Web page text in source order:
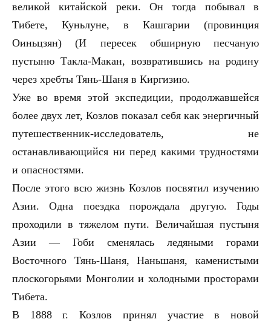
великой китайской реки. Он тогда побывал в
Тибете, Куньлуне, в Кашгарии (провинция
Оиньцзян) (И пересек обширную песчаную
пустыню Такла-Макан, возвратившись на родину
через хребты Тянь-Шаня в Киргизию.
Уже во время этой экспедиции, продолжавшейся
более двух лет, Козлов показал себя как энергичный
путешественник-исследователь, не
останавливающийся ни перед какими трудностями
и опасностями.
После этого всю жизнь Козлов посвятил изучению
Азии. Одна поездка порождала другую. Годы
проходили в тяжелом пути. Величайшая пустыня
Азии — Гоби сменялась ледяными горами
Восточного Тянь-Шаня, Наньшаня, каменистыми
плоскогорьями Монголии и холодными просторами
Тибета.
В 1888 г. Козлов принял участие в новой